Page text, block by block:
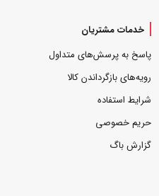
خدمات مشتریان
پاسخ به پرسش‌های متداول
رویه‌های بازگرداندن کالا
شرایط استفاده
حریم خصوصی
گزارش باگ